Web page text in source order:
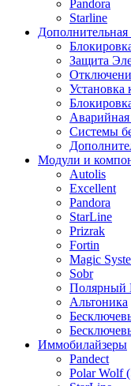
Pandora
Starline
Дополнительная
Защита
Установка
Аварийная
Системы
Модули и
Autolis
Excellent
Pandora
StarLine
Prizrak
Fortin
Magic
Sobr
Полярный
Альтоника
Иммобилайзеры
Pandect
Polar Wolf